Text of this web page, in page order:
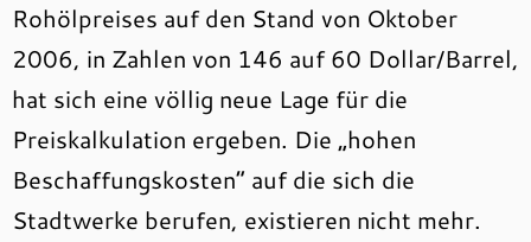
Rohölpreises auf den Stand von Oktober
2006, in Zahlen von 146 auf 60 Dollar/Barrel,
hat sich eine völlig neue Lage für die
Preiskalkulation ergeben. Die „hohen
Beschaffungskosten“ auf die sich die
Stadtwerke berufen, existieren nicht mehr.